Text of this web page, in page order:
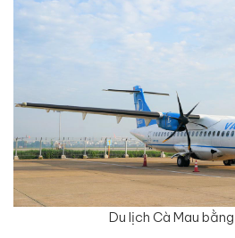
Du lịch Cà Mau